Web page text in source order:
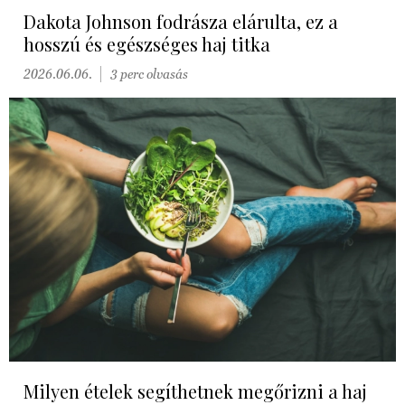
Dakota Johnson fodrásza elárulta, ez a
hosszú és egészséges haj titka
2026.06.06. 3 perc olvasás
Milyen ételek segíthetnek megőrizni a haj